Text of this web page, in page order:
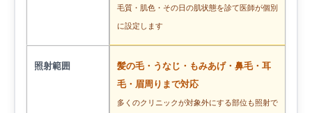
毛質・肌色・その日の肌状態を診て医師が個別
に設定します
照射範囲
髪の毛・うなじ・もみあげ・鼻毛・耳
毛・眉周りまで対応
多くのクリニックが対象外にする部位も照射で